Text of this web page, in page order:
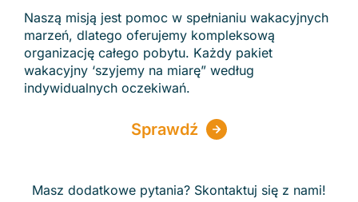
Naszą misją jest pomoc w spełnianiu wakacyjnych
marzeń, dlatego oferujemy kompleksową
organizację całego pobytu. Każdy pakiet
wakacyjny ‘szyjemy na miarę” według
indywidualnych oczekiwań.
Sprawdź
Masz dodatkowe pytania? Skontaktuj się z nami!